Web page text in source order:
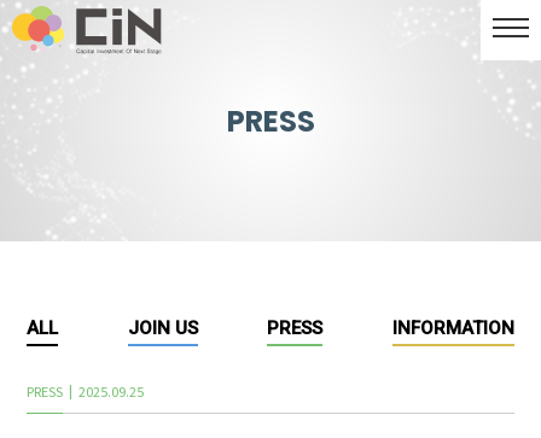
PRESS
ALL JOIN US PRESS INFORMATION
PRESS 2025.09.25